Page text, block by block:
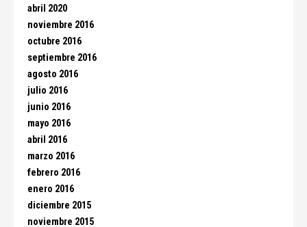
abril 2020
noviembre 2016
octubre 2016
septiembre 2016
agosto 2016
julio 2016
junio 2016
mayo 2016
abril 2016
marzo 2016
febrero 2016
enero 2016
diciembre 2015
noviembre 2015